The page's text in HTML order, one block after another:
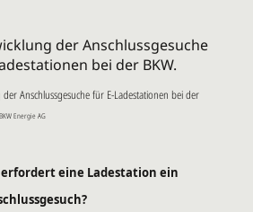
der Anschlussgesuche für E-Ladestationen bei der
Energie AG
eine Ladestation ein